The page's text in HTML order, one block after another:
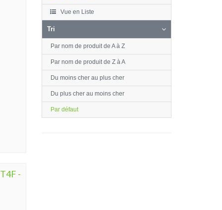
-
Vue en Liste
Tri
Par nom de produit de A à Z
Par nom de produit de Z à A
Du moins cher au plus cher
Du plus cher au moins cher
Par défaut